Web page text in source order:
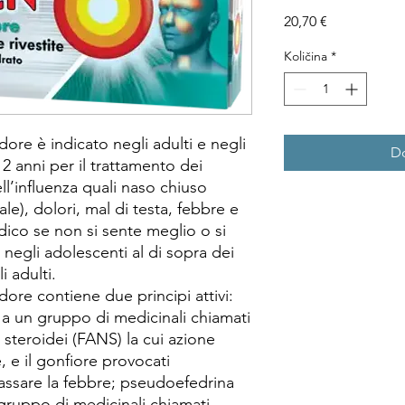
è indicato negli adulti e negli
anni per il trattamento dei
quali naso chiuso
dolori, mal di testa, febbre e
se non si sente meglio o si
adolescenti al di sopra dei
adulti.
contiene due principi attivi:
un gruppo di medicinali chiamati
(FANS) la cui azione
e il gonfiore provocati
la febbre; pseudoefedrina
20,70 €
Količina *